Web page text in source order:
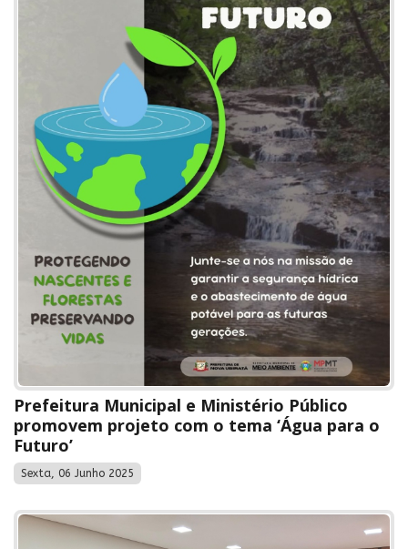
Prefeitura Municipal e Ministério Público
promovem projeto com o tema ‘Água para o
Futuro’
Sexta, 06 Junho 2025